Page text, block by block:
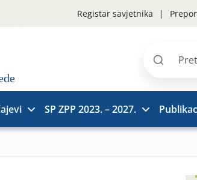
Registar savjetnika
Pretraži
SP ZPP 2023. – 2027.